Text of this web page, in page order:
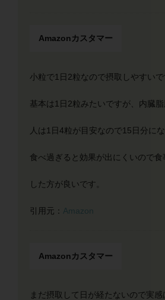
Amazonカスタマー
小粒で1日2粒なので摂取しやすいで
基本は1日2粒みたいですが、内臓
人は1日4粒が目安なので15日分にな
食べ過ぎると効果が出にくいので食
した方が良いです。
引用元： Amazon
Amazonカスタマー
まだ摂取して日が経たないので実感